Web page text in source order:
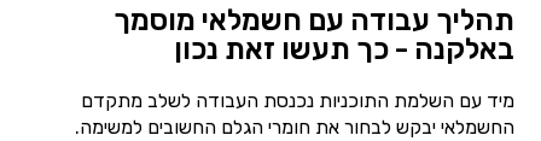
תהליך עבודה עם חשמלאי מוסמך
באלקנה - כך תעשו זאת נכון
מיד עם השלמת התוכניות נכנסת העבודה לשלב מתקדם
החשמלאי יבקש לבחור את חומרי הגלם החשובים למשימה.